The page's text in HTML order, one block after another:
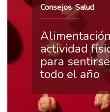
Consejos,Salud
actividad
para
todo el año